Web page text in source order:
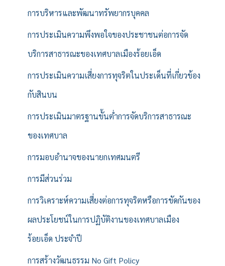
การบริหารและพัฒนาทรัพยากรบุคคล
การประเมินความพึงพอใจของประชาชนต่อการจัด
บริการสาธารณะของเทศบาลเมืองร้อยเอ็ด
การประเมินความเสี่ยงการทุจริตในประเด็นที่เกี่ยวข้อง
กับสินบน
การประเมินมาตรฐานขั้นต่ำการจัดบริการสาธารณะ
ของเทศบาล
การมอบอำนาจของนายกเทศมนตรี
การมีส่วนร่วม
การวิเคราะห์ความเสี่ยงต่อการทุจริตหรือการขัดกันของ
ผลประโยชน์ในการปฏิบัติงานของเทศบาลเมือง
ร้อยเอ็ด ประจำปี
การสร้างวัฒนธรรม No Gift Policy